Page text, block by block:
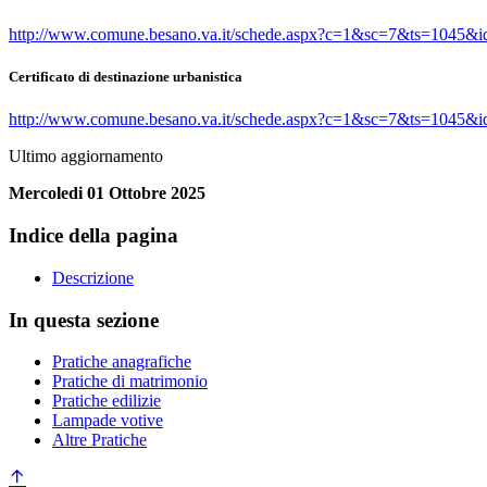
http://www.comune.besano.va.it/
Certificato di destinazione urbanistica
http://www.comune.besano.va.it/
Ultimo aggiornamento
Mercoledi 01 Ottobre 2025
Indice della pagina
Descrizione
In questa sezione
Pratiche anagrafiche
Pratiche di matrimonio
Pratiche edilizie
Lampade votive
Altre Pratiche